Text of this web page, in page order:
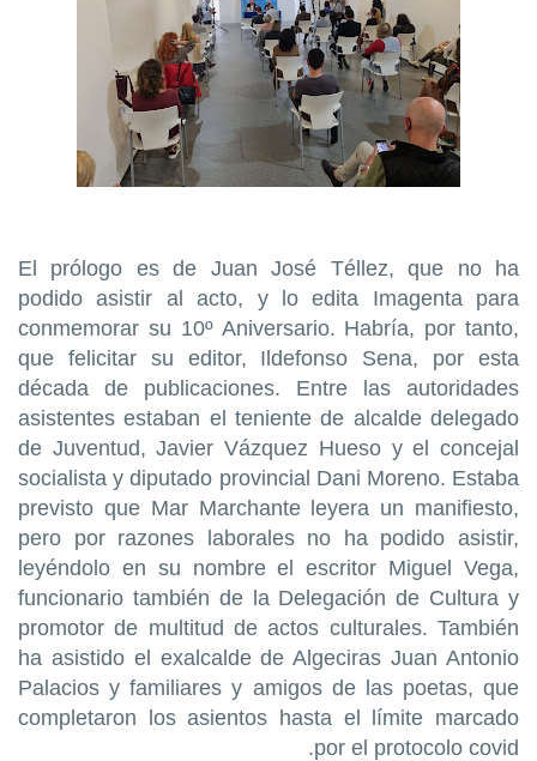
El prólogo es de Juan José Téllez, que no ha
podido asistir al acto, y lo edita Imagenta para
conmemorar su 10º Aniversario. Habría, por tanto,
que felicitar su editor, Ildefonso Sena, por esta
década de publicaciones. Entre las autoridades
asistentes estaban el teniente de alcalde delegado
de Juventud, Javier Vázquez Hueso y el concejal
socialista y diputado provincial Dani Moreno. Estaba
previsto que Mar Marchante leyera un manifiesto,
pero por razones laborales no ha podido asistir,
leyéndolo en su nombre el escritor Miguel Vega,
funcionario también de la Delegación de Cultura y
promotor de multitud de actos culturales. También
ha asistido el exalcalde de Algeciras Juan Antonio
Palacios y familiares y amigos de las poetas, que
completaron los asientos hasta el límite marcado
por el protocolo covid.